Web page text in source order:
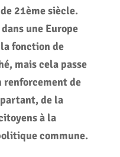
21ème siècle.
une Europe
fonction de
mais cela passe
renforcement de
de la
à la
commune.